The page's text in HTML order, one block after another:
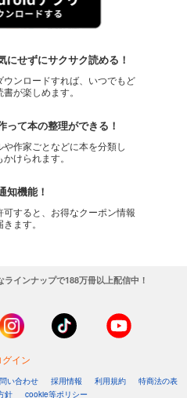
にせずにサクサク読める！
ウンロードすれば、いつでもど
書が楽しめます。
って本の整理ができる！
や作家ごとなどに本を分類し
けられます。
知機能！
可すると、お得なクーポン情報
ます。
インナップで188万冊以上配信中！
グイン
い合わせ 採用情報 利用規約
特商法の表
針 cookie等ポリシー